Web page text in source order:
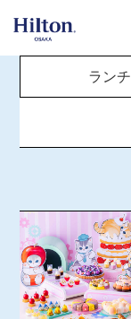
ランチ